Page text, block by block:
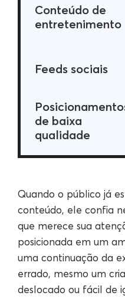
Conteúdo de
entretenimento
Feeds sociais
de baixa
qualidade
Quando o público já
conteúdo, ele confia
que merece sua
posicionada em um
uma continuação da
errado, mesmo um
deslocado ou fácil de